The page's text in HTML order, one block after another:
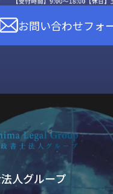
お問い合わせフォ
人グループ